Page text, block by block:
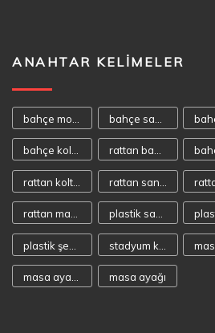
ANAHTAR KELIMELER
masa ayağı